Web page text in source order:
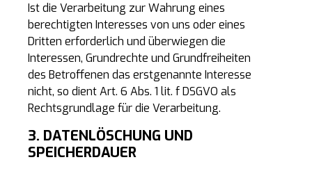
Ist die Verarbeitung zur Wahrung eines
berechtigten Interesses von uns oder eines
Dritten erforderlich und überwiegen die
Interessen, Grundrechte und Grundfreiheiten
des Betroffenen das erstgenannte Interesse
nicht, so dient Art. 6 Abs. 1 lit. f DSGVO als
Rechtsgrundlage für die Verarbeitung.
3. DATENLÖSCHUNG UND
SPEICHERDAUER